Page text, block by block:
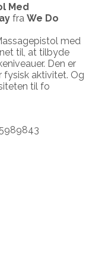
Med
fra We Do
med
til, at tilbyde
Den er
fysisk aktivitet. Og
til fo